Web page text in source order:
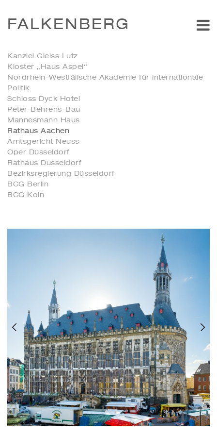
FALKENBERG
Kanzlei Gleiss Lutz
Kloster „Haus Aspel“
Nordrhein-Westfälische Akademie für internationale
Politik
Schloss Dyck Hotel
Peter-Behrens-Bau
Mannesmann Haus
Rathaus Aachen
Amtsgericht Neuss
Oper Düsseldorf
Rathaus Düsseldorf
Bezirksregierung Düsseldorf
BCG Berlin
BCG Köln